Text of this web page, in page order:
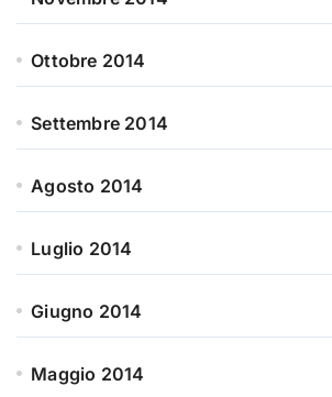
Ottobre 2014
Settembre 2014
Agosto 2014
Luglio 2014
Giugno 2014
Maggio 2014